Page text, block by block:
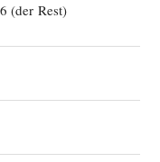
(der Rest)